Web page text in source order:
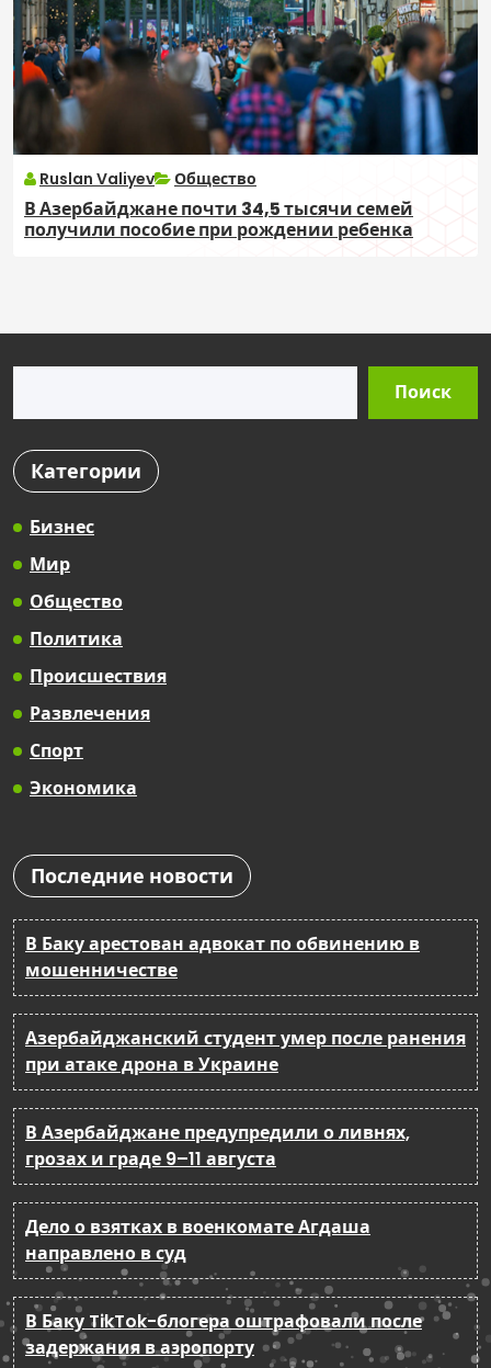
Ruslan Valiyev Общество
В Азербайджане почти 34,5 тысячи семей
получили пособие при рождении ребенка
Поиск
Категории
Бизнес
Мир
Общество
Политика
Происшествия
Развлечения
Спорт
Экономика
Последние новости
В Баку арестован адвокат по обвинению в
мошенничестве
Азербайджанский студент умер после ранения
при атаке дрона в Украине
В Азербайджане предупредили о ливнях,
грозах и граде 9–11 августа
Дело о взятках в военкомате Агдаша
направлено в суд
В Баку TikTok-блогера оштрафовали после
задержания в аэропорту